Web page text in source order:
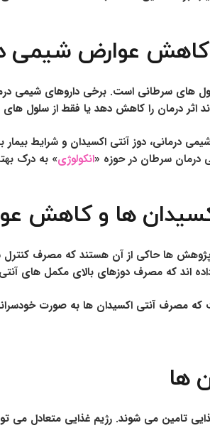
کاهش عوارض شیمی
های سرطانی است. برخی داروهای شیمی
اثر درمان را کاهش دهد یا فقط از سلول
درمانی، دوز آنتی اکسیدان و شرایط
درمان سرطان در حوزه «انکولوژی» به درک
ها و کاهش
پژوهش ها حاکی از آن هستند که مصرف
داده اند که مصرف دوزهای بالای مکمل
مصرف آنتی اکسیدان ها به صورت
ها
تامین می شوند. رژیم غذایی متعادل می